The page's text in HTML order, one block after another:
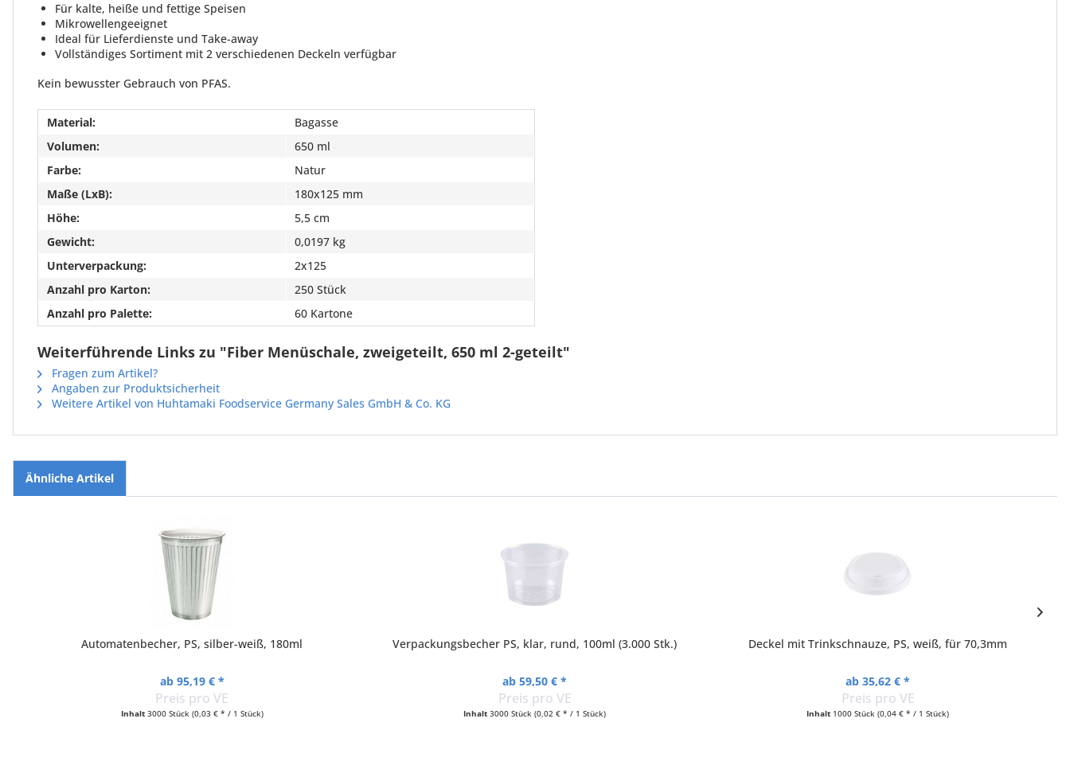
Für kalte, heiße und fettige Speisen
Mikrowellengeeignet
Ideal für Lieferdienste und Take-away
Vollständiges Sortiment mit 2 verschiedenen Deckeln verfügbar
Kein bewusster Gebrauch von PFAS.
Material:
Bagasse
Volumen:
650 ml
Farbe:
Natur
Maße (LxB):
180x125 mm
Höhe:
5,5 cm
Gewicht:
0,0197 kg
Unterverpackung:
2x125
Anzahl pro Karton:
250 Stück
Anzahl pro Palette:
60 Kartone
Weiterführende Links zu "Fiber Menüschale, zweigeteilt, 650 ml 2-geteilt"
Fragen zum Artikel?
Angaben zur Produktsicherheit
Weitere Artikel von Huhtamaki Foodservice Germany Sales GmbH & Co. KG
Ähnliche Artikel
Automatenbecher, PS, silber-weiß, 180ml
ab 95,19 € *
Preis pro VE
Inhalt 3000 Stück (0,03 € * / 1 Stück)
Verpackungsbecher PS, klar, rund, 100ml (3.000 Stk.)
ab 59,50 € *
Preis pro VE
Inhalt3000 Stück(0,02 € * / 1 Stück)
Deckel mit Trinkschnauze, PS, weiß, für 70,3mm
ab 35,62 € *
Preis pro VE
Inhalt 1000 Stück(0,04 € * / 1 Stück)